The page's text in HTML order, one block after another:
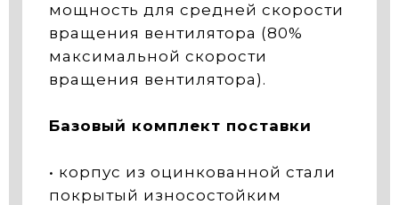
мощность для средней скорости
вращения вентилятора (80%
максимальной скорости
вращения вентилятора).
Базовый комплект поставки
• корпус из оцинкованной стали
покрытый износостойким